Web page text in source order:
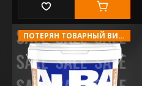
ПОТЕРЯН ТОВАРНЫЙ ВИД!